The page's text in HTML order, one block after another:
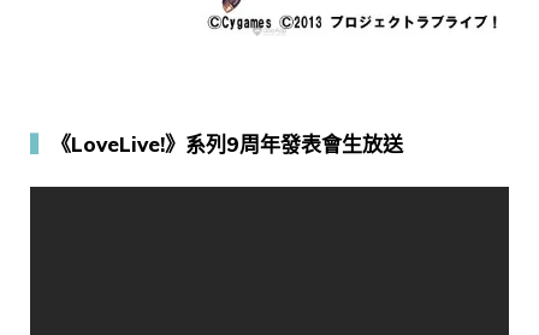
《LoveLive!》系列9周年發表會生放送